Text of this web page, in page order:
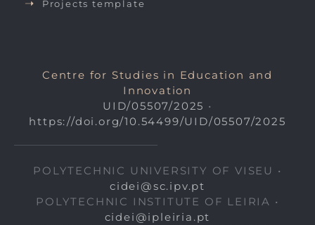
Projects template
Centre for Studies in Education and
Innovation
UID/05507/2025 •
https://doi.org/10.54499/UID/05507/2025
POLYTECHNIC UNIVERSITY OF VISEU •
cidei@sc.ipv.pt
POLYTECHNIC INSTITUTE OF LEIRIA •
cidei@ipleiria.pt